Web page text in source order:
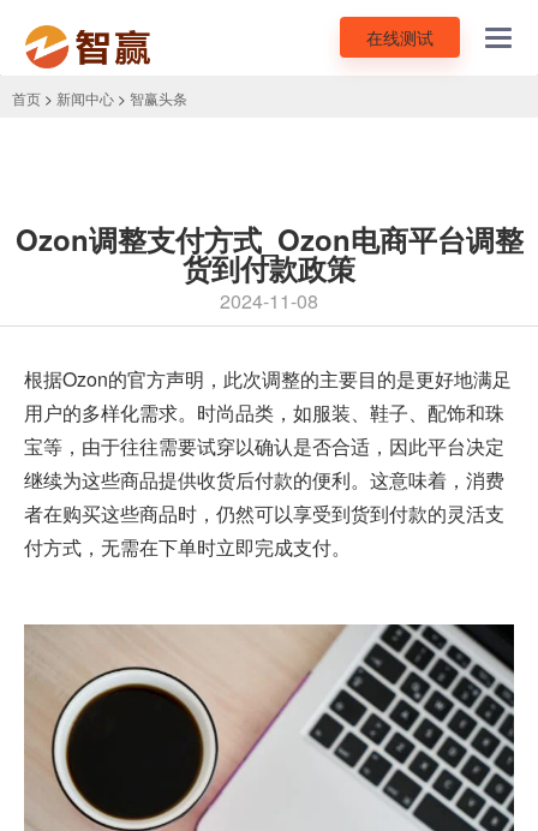
在线测试
首页 > 新闻中心 > 智赢头条
Ozon调整支付方式_Ozon电商平台调整
货到付款政策
2024-11-08
根据Ozon的官方声明，此次调整的主要目的是更好地满足
用户的多样化需求。时尚品类，如服装、鞋子、配饰和珠
宝等，由于往往需要试穿以确认是否合适，因此平台决定
继续为这些商品提供收货后付款的便利。这意味着，消费
者在购买这些商品时，仍然可以享受到货到付款的灵活支
付方式，无需在下单时立即完成支付。